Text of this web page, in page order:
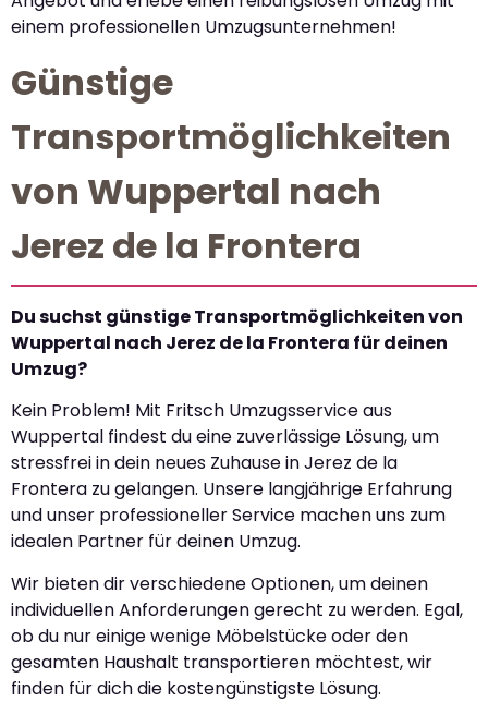
einem professionellen Umzugsunternehmen!
Günstige
Transportmöglichkeiten
von Wuppertal nach
Jerez de la Frontera
Du suchst günstige Transportmöglichkeiten von
Wuppertal nach Jerez de la Frontera für deinen
Umzug?
Kein Problem! Mit Fritsch Umzugsservice aus
Wuppertal findest du eine zuverlässige Lösung, um
stressfrei in dein neues Zuhause in Jerez de la
Frontera zu gelangen. Unsere langjährige Erfahrung
und unser professioneller Service machen uns zum
idealen Partner für deinen Umzug.
Wir bieten dir verschiedene Optionen, um deinen
individuellen Anforderungen gerecht zu werden. Egal,
ob du nur einige wenige Möbelstücke oder den
gesamten Haushalt transportieren möchtest, wir
finden für dich die kostengünstigste Lösung.